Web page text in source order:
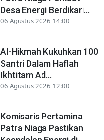
Desa Energi Berdikari...
06 Agustus 2026 14:00
Al-Hikmah Kukuhkan 100
Santri Dalam Haflah
Ikhtitam Ad...
06 Agustus 2026 12:00
Komisaris Pertamina
Patra Niaga Pastikan